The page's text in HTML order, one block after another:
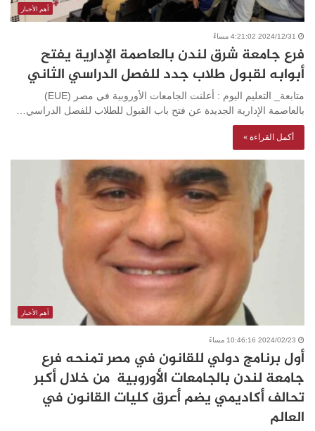
أهم الأخبار
2024/12/31 4:21:02 مساءً
فرع جامعة شرق لندن بالعاصمة الإدارية يفتح
أبوابه لقبول طلاب جدد للفصل الدراسي الثاني
متابعة_ التعليم اليوم : أعلنت الجامعات الأوروبية في مصر (EUE)
بالعاصمة الإدارية الجديدة عن فتح باب القبول للطلاب للفصل الدراسي…
أكمل القراءة »
أهم الأخبار
2024/02/23 10:46:16 مساءً
أول برنامج دولي للقانون في مصر تمنحه فرع
جامعة لندن بالجامعات الأوروبية من خلال أكبر
تحالف أكاديمي يضم أعرق كليات القانون في
العالم